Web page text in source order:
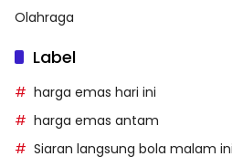
Olahraga
Label
harga emas hari ini
harga emas antam
Siaran langsung bola malam ini